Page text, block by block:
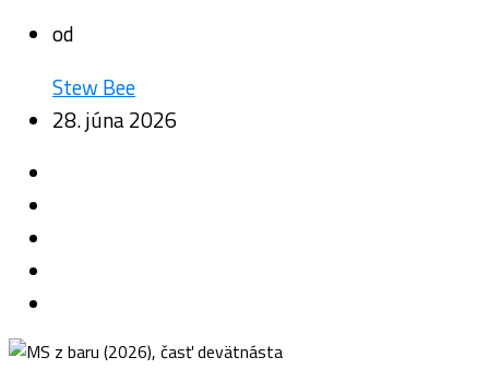
od
Stew Bee
28. júna 2026